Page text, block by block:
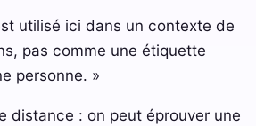
utilisé ici dans un contexte de
pas comme une étiquette
personne. »
distance : on peut éprouver une